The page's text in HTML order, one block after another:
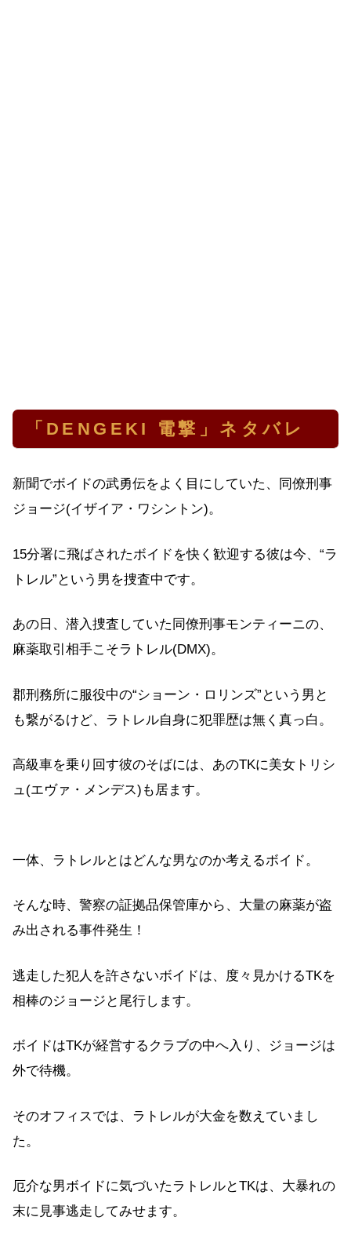
「DENGEKI 電撃」ネタバレ
新聞でボイドの武勇伝をよく目にしていた、同僚刑事
ジョージ(イザイア・ワシントン)。
15分署に飛ばされたボイドを快く歓迎する彼は今、“ラ
トレル”という男を捜査中です。
あの日、潜入捜査していた同僚刑事モンティーニの、
麻薬取引相手こそラトレル(DMX)。
郡刑務所に服役中の“ショーン・ロリンズ”という男と
も繋がるけど、ラトレル自身に犯罪歴は無く真っ白。
高級車を乗り回す彼のそばには、あのTKに美女トリシ
ュ(エヴァ・メンデス)も居ます。
一体、ラトレルとはどんな男なのか考えるボイド。
そんな時、警察の証拠品保管庫から、大量の麻薬が盗
み出される事件発生！
逃走した犯人を許さないボイドは、度々見かけるTKを
相棒のジョージと尾行します。
ボイドはTKが経営するクラブの中へ入り、ジョージは
外で待機。
そのオフィスでは、ラトレルが大金を数えていまし
た。
厄介な男ボイドに気づいたラトレルとTKは、大暴れの
末に見事逃走してみせます。